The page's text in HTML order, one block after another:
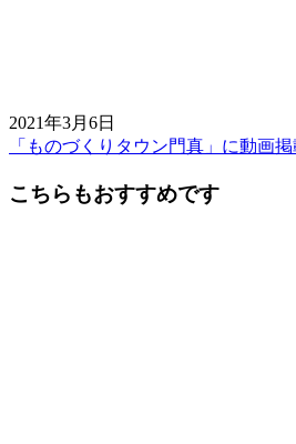
2021年3月6日
前
後
「ものづくりタウン門真」に動画
こちらもおすすめです